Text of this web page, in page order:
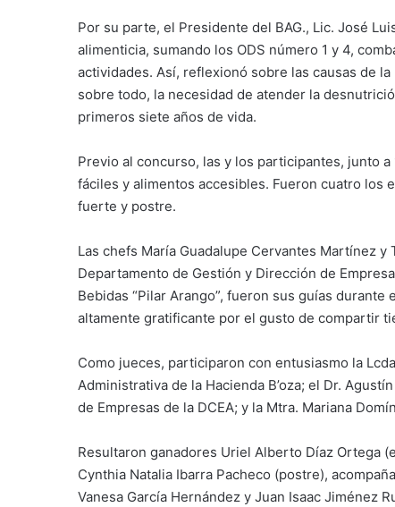
Por su parte, el Presidente del BAG., Lic. José
alimenticia, sumando los ODS número 1 y 4,
actividades. Así, reflexionó sobre las causas de
sobre todo, la necesidad de atender la
primeros siete años de vida.
Previo al concurso, las y los participantes, junto
fáciles y alimentos accesibles. Fueron cuatro los
fuerte y postre.
Las chefs María Guadalupe Cervantes Martínez
Departamento de Gestión y Dirección de
Bebidas “Pilar Arango”, fueron sus guías
altamente gratificante por el gusto de compartir
Como jueces, participaron con entusiasmo la
Administrativa de la Hacienda B’oza; el Dr.
de Empresas de la DCEA; y la Mtra. Mariana
Resultaron ganadores Uriel Alberto Díaz Ortega
Cynthia Natalia Ibarra Pacheco (postre),
Vanesa García Hernández y Juan Isaac Jiménez